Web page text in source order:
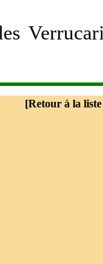
[Retour à la liste